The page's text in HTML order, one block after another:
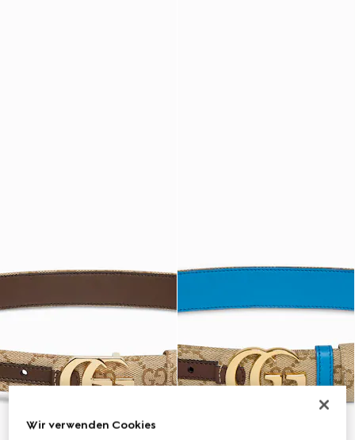
Wir verwenden Cookies